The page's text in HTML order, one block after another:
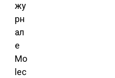
жу
рн
ал
е
Mo
lec